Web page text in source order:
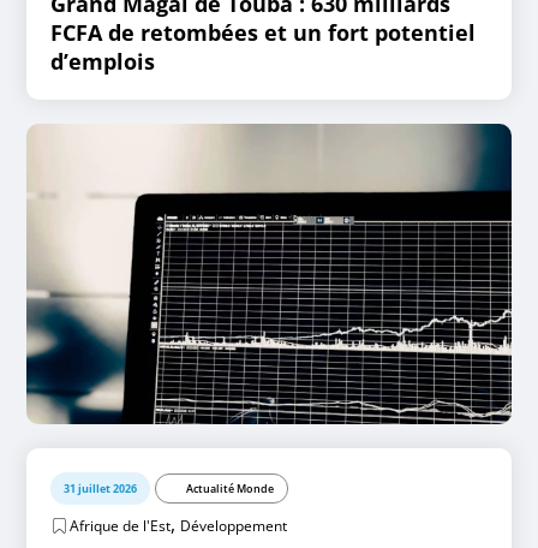
FCFA de retombées et un fort potentiel
d’emplois
31 juillet 2026 Actualité Monde
Afrique de l'Est, Développement